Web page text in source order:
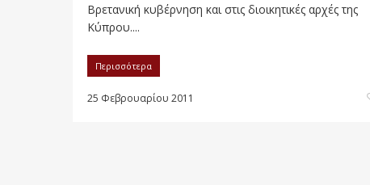
Βρετανική κυβέρνηση και στις διοικητικές αρχές της
Κύπρου....
Περισσότερα
25 Φεβρουαρίου 2011